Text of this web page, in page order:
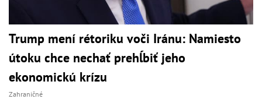
Trump mení rétoriku voči Iránu: Namiesto
útoku chce nechať prehĺbiť jeho
ekonomickú krízu
Zahraničné